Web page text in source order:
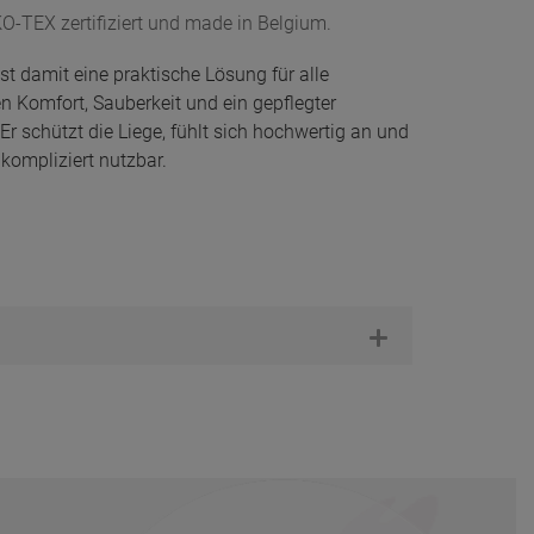
TEX zertifiziert und made in Belgium.
damit eine praktische Lösung für alle
Komfort, Sauberkeit und ein gepflegter
schützt die Liege, fühlt sich hochwertig an und
nutzbar.